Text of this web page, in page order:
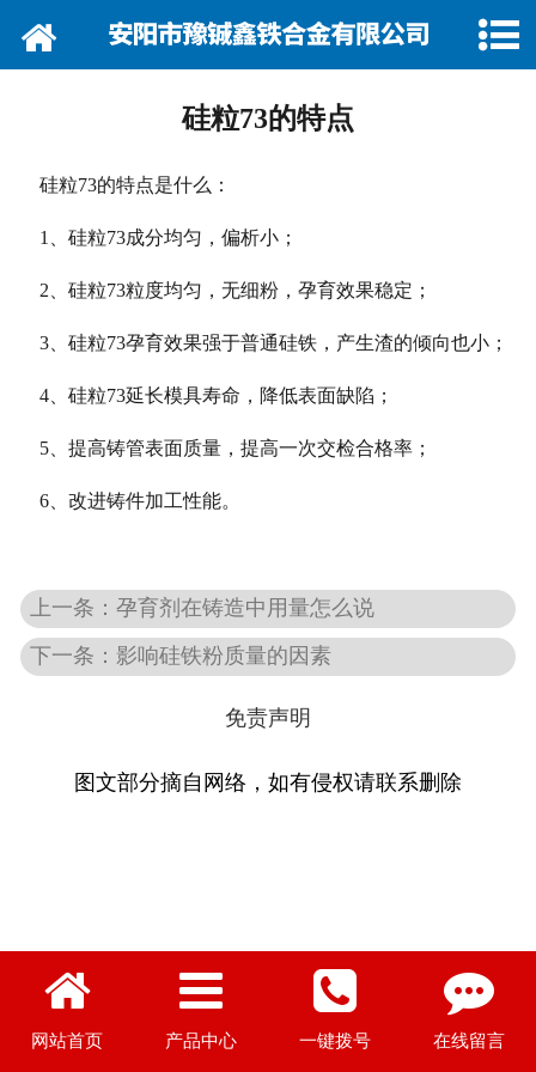
网站首页
产品行情
营销网络
在线留言
硅粒73的特点
硅粒73的特点是什么：
1、硅粒73成分均匀，偏析小；
2、硅粒73粒度均匀，无细粉，孕育效果稳定；
3、硅粒73孕育效果强于普通硅铁，产生渣的倾向也小；
4、硅粒73延长模具寿命，降低表面缺陷；
5、提高铸管表面质量，提高一次交检合格率；
6、改进铸件加工性能。
上一条：孕育剂在铸造中用量怎么说
下一条：影响硅铁粉质量的因素
免责声明
图文部分摘自网络，如有侵权请联系删除
网站首页 产品中心 一键拨号 在线留言